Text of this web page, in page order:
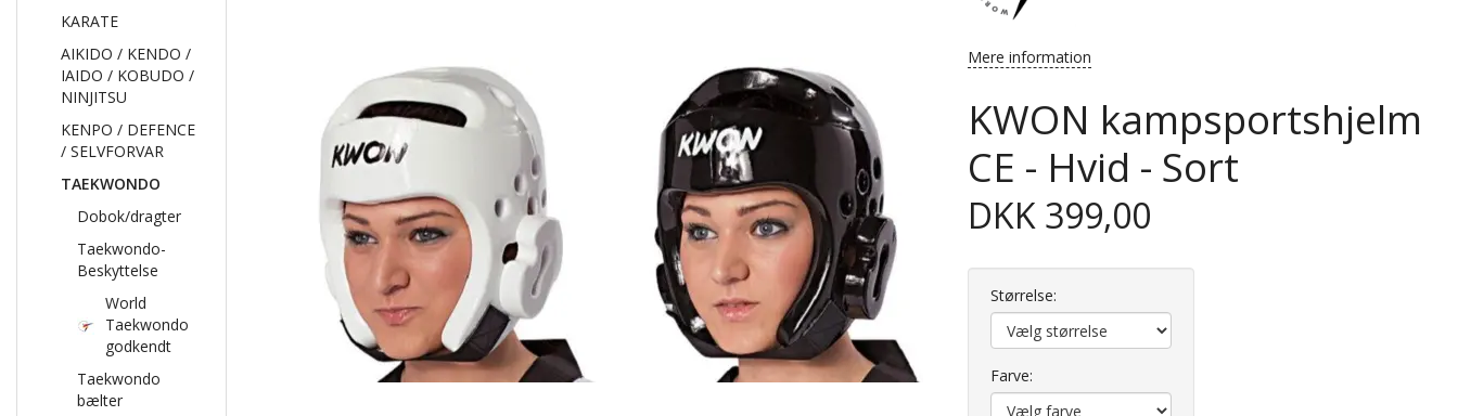
KARATE
AIKIDO / KENDO /
IAIDO / KOBUDO /
NINJITSU
KENPO / DEFENCE
/ SELVFORVAR
TAEKWONDO
Dobok/dragter
Taekwondo-
Beskyttelse
World
Taekwondo
godkendt
Taekwondo
bælter
Mere information
KWON kampsportshjelm
CE - Hvid - Sort
DKK 399,00
Størrelse:
Farve: